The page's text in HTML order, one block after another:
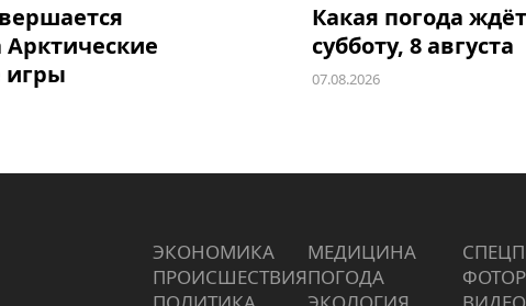
Арктические
игры
Какая погода
субботу, 8 августа
07.08.2026
ЭКОНОМИКА
ПРОИCШЕСТВИЯ
МЕДИЦИНА
ПОГОДА